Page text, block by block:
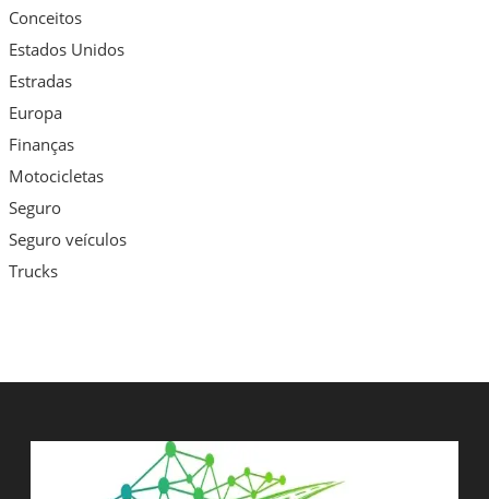
Conceitos
Estados Unidos
Estradas
Europa
Finanças
Motocicletas
Seguro
Seguro veículos
Trucks